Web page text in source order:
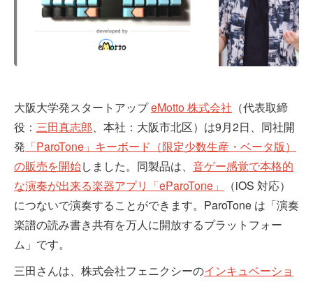
大阪大学発スタートアップeMotto 株式会社 （代表取締
役： 三田真志郎 、本社：大阪市北区）は9月2日、同社開
発 「ParoTone」キーボード（限定少数生産・ベータ版）
の販売を開始しました。同製品は、 音ゲー感覚で本格的
な演奏が出来る楽器アプリ「eParoTone」
（iOS 対応）
につないで演奏することができます。ParoTone は「演奏
楽譜の読み書き共有を万人に開放するプラットフォー
ム」です。
三田さんは、株式会社フェニクシーのインキュベーショ